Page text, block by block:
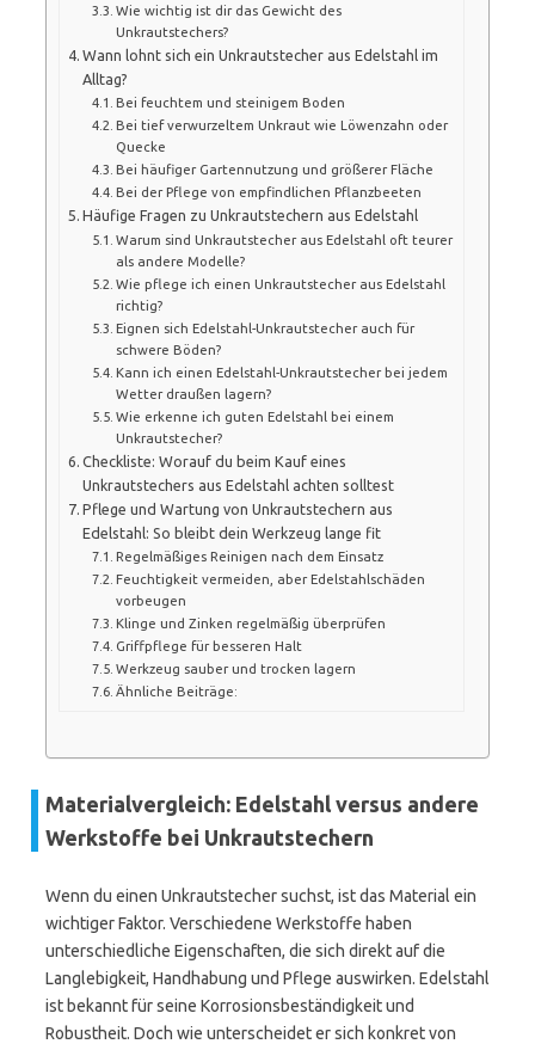
Wie wichtig ist dir das Gewicht des
Unkrautstechers?
Wann lohnt sich ein Unkrautstecher aus Edelstahl im
Alltag?
Bei feuchtem und steinigem Boden
Bei tief verwurzeltem Unkraut wie Löwenzahn oder
Quecke
Bei häufiger Gartennutzung und größerer Fläche
Bei der Pflege von empfindlichen Pflanzbeeten
Häufige Fragen zu Unkrautstechern aus Edelstahl
Warum sind Unkrautstecher aus Edelstahl oft teurer
als andere Modelle?
Wie pflege ich einen Unkrautstecher aus Edelstahl
richtig?
Eignen sich Edelstahl-Unkrautstecher auch für
schwere Böden?
Kann ich einen Edelstahl-Unkrautstecher bei jedem
Wetter draußen lagern?
Wie erkenne ich guten Edelstahl bei einem
Unkrautstecher?
Checkliste: Worauf du beim Kauf eines
Unkrautstechers aus Edelstahl achten solltest
Pflege und Wartung von Unkrautstechern aus
Edelstahl: So bleibt dein Werkzeug lange fit
Regelmäßiges Reinigen nach dem Einsatz
Feuchtigkeit vermeiden, aber Edelstahlschäden
vorbeugen
Klinge und Zinken regelmäßig überprüfen
Griffpflege für besseren Halt
Werkzeug sauber und trocken lagern
Ähnliche Beiträge:
Materialvergleich: Edelstahl versus andere
Werkstoffe bei Unkrautstechern
Wenn du einen Unkrautstecher suchst, ist das Material ein
wichtiger Faktor. Verschiedene Werkstoffe haben
unterschiedliche Eigenschaften, die sich direkt auf die
Langlebigkeit, Handhabung und Pflege auswirken. Edelstahl
ist bekannt für seine Korrosionsbeständigkeit und
Robustheit. Doch wie unterscheidet er sich konkret von